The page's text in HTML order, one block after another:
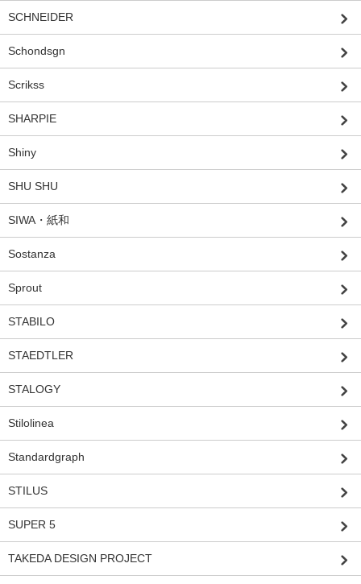
SCHNEIDER
Schondsgn
Scrikss
SHARPIE
Shiny
SHU SHU
SIWA・紙和
Sostanza
Sprout
STABILO
STAEDTLER
STALOGY
Stilolinea
Standardgraph
STILUS
SUPER 5
TAKEDA DESIGN PROJECT